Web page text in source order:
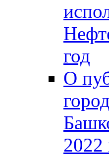
год
О
2022